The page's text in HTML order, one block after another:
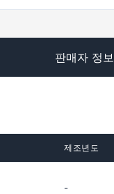
판매자 정보
제조년도
-